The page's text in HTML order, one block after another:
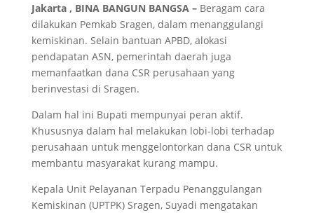
Jakarta , BINA BANGUN BANGSA – Beragam cara
dilakukan Pemkab Sragen, dalam menanggulangi
kemiskinan. Selain bantuan APBD, alokasi
pendapatan ASN, pemerintah daerah juga
memanfaatkan dana CSR perusahaan yang
berinvestasi di Sragen.
Dalam hal ini Bupati mempunyai peran aktif.
Khususnya dalam hal melakukan lobi-lobi terhadap
perusahaan untuk menggelontorkan dana CSR untuk
membantu masyarakat kurang mampu.
Kepala Unit Pelayanan Terpadu Penanggulangan
Kemiskinan (UPTPK) Sragen, Suyadi mengatakan